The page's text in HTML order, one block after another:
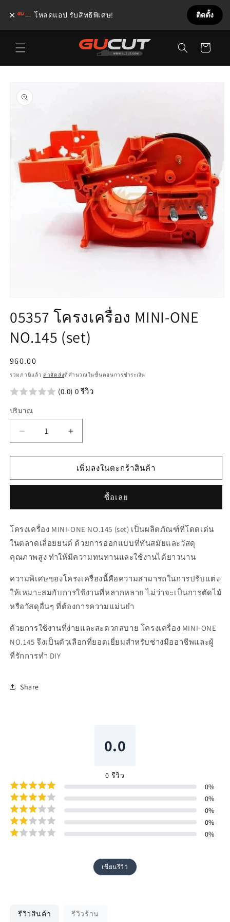
ข้ามไป
ยัง
เนื้อหา
สินค้า
ยังข้อมูล
สินค้า
สื่อ
1
ใน
โม
05357 โครงเครื่อง MINI-ONE
NO.145 (set)
ราคา
ปกติ
960.00
รวมภาษีแล้ว ค่าจัดส่งที่คำนวณในขั้นตอนการชำระเงิน
(0.0) 0 รีวิว
ปริมาณ
05357
เครื่อง
ONE
NO.145
(set)
สำหรับ
05357
เครื่อง
ONE
NO.145
(set)
เพิ่มลงในตะกร้าสินค้า
ซื้อเลย
โครงเครื่อง MINI-ONE NO.145 (set) เป็นผลิตภัณฑ์ที่โดดเด่น
ในตลาดเลื่อยยนต์ ด้วยการออกแบบที่ทันสมัยและวัสดุ
คุณภาพสูง ทำให้มีความทนทานและใช้งานได้ยาวนาน
ความพิเศษของโครงเครื่องนี้คือความสามารถในการปรับแต่ง
ให้เหมาะสมกับการใช้งานที่หลากหลาย ไม่ว่าจะเป็นการตัดไม้
หรือวัสดุอื่นๆ ที่ต้องการความแม่นยำ
ด้วยการใช้งานที่ง่ายและสะดวกสบาย โครงเครื่อง MINI-ONE
NO.145 จึงเป็นตัวเลือกที่ยอดเยี่ยมสำหรับช่างมืออาชีพและผู้
ที่รักการทำ DIY
Share
0.0
0 รีวิว
0%
0%
0%
0%
0%
เขียนรีวิว
รีวิวสินค้า รีวิวร้าน
× โหลดแอป รับสิทธิพิเศษ! ติดตั้ง